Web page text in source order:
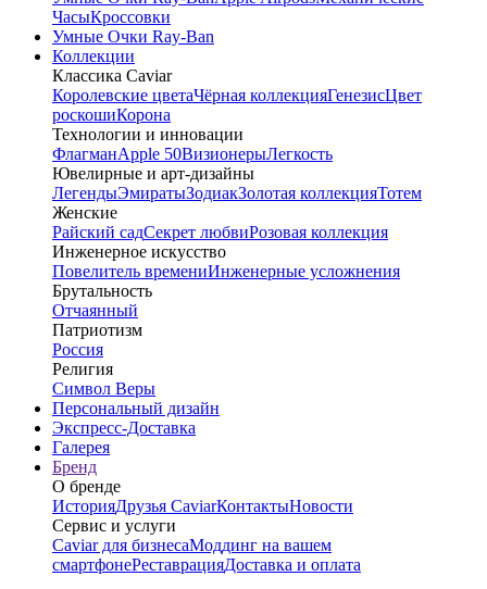
ЧасыКроссовки
Умные Очки Ray-Ban
Коллекции
Классика Caviar
Королевские цветаЧёрная коллекцияГенезисЦвет
роскошиКорона
Технологии и инновации
ФлагманApple 50ВизионерыЛегкость
Ювелирные и арт-дизайны
ЛегендыЭмиратыЗодиакЗолотая коллекцияТотем
Женские
Райский садСекрет любвиРозовая коллекция
Инженерное искусство
Повелитель времениИнженерные усложнения
Брутальность
Отчаянный
Патриотизм
Россия
Религия
Символ Веры
Персональный дизайн
Экспресс-Доставка
Галерея
Бренд
О бренде
ИсторияДрузья CaviarКонтактыНовости
Сервис и услуги
Caviar для бизнесаМоддинг на вашем
смартфонеРеставрацияДоставка и оплата